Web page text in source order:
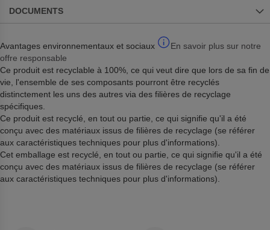
DOCUMENTS
Avantages environnementaux et sociaux
En savoir plus sur notre
offre responsable
Ce produit est recyclable à 100%, ce qui veut dire que lors de sa fin de
vie, l'ensemble de ses composants pourront être recyclés
distinctement les uns des autres via des filières de recyclage
spécifiques.
Ce produit est recyclé, en tout ou partie, ce qui signifie qu'il a été
conçu avec des matériaux issus de filières de recyclage (se référer
aux caractéristiques techniques pour plus d'informations).
Cet emballage est recyclé, en tout ou partie, ce qui signifie qu'il a été
conçu avec des matériaux issus de filières de recyclage (se référer
aux caractéristiques techniques pour plus d'informations).